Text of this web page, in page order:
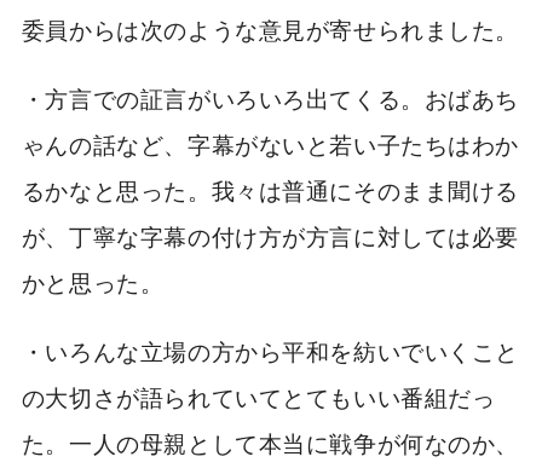
委員からは次のような意見が寄せられました。
・方言での証言がいろいろ出てくる。おばあち
ゃんの話など、字幕がないと若い子たちはわか
るかなと思った。我々は普通にそのまま聞ける
が、丁寧な字幕の付け方が方言に対しては必要
かと思った。
・いろんな立場の方から平和を紡いでいくこと
の大切さが語られていてとてもいい番組だっ
た。一人の母親として本当に戦争が何なのか、